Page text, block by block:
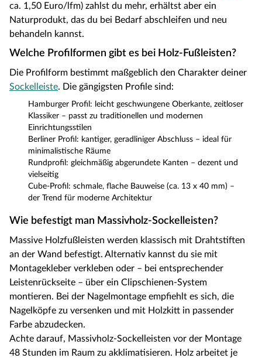
ca. 1,50 Euro/lfm) zahlst du mehr, erhältst aber ein
Naturprodukt, das du bei Bedarf abschleifen und neu
behandeln kannst.
Welche Profilformen gibt es bei Holz-Fußleisten?
Die Profilform bestimmt maßgeblich den Charakter deiner
Sockelleiste. Die gängigsten Profile sind:
Hamburger Profil: leicht geschwungene Oberkante, zeitloser
Klassiker – passt zu traditionellen und modernen
Einrichtungsstilen
Berliner Profil: kantiger, geradliniger Abschluss – ideal für
minimalistische Räume
Rundprofil: gleichmäßig abgerundete Kanten – dezent und
vielseitig
Cube-Profil: schmale, flache Bauweise (ca. 13 x 40 mm) –
der Trend für moderne Architektur
Wie befestigt man Massivholz-Sockelleisten?
Massive Holzfußleisten werden klassisch mit Drahtstiften
an der Wand befestigt. Alternativ kannst du sie mit
Montagekleber verkleben oder – bei entsprechender
Leistenrückseite – über ein Clipschienen-System
montieren. Bei der Nagelmontage empfiehlt es sich, die
Nagelköpfe zu versenken und mit Holzkitt in passender
Farbe abzudecken.
Achte darauf, Massivholz-Sockelleisten vor der Montage
48 Stunden im Raum zu akklimatisieren. Holz arbeitet je